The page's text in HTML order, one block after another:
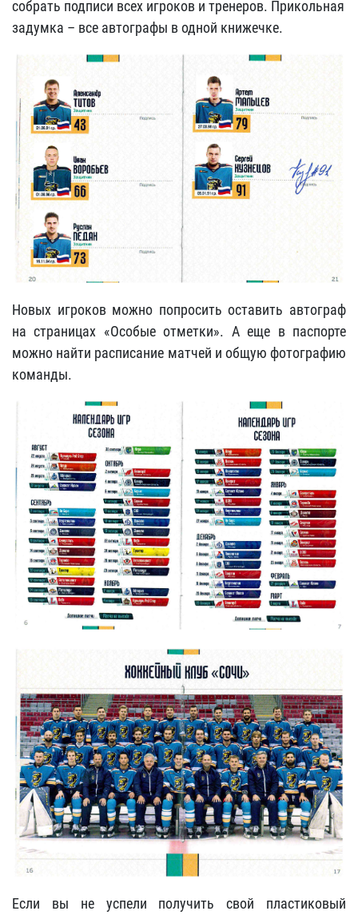
собрать подписи всех игроков и тренеров. Прикольная
задумка – все автографы в одной книжечке.
Новых игроков можно попросить оставить автограф
на страницах «Особые отметки». А еще в паспорте
можно найти расписание матчей и общую фотографию
команды.
Если вы не успели получить свой пластиковый